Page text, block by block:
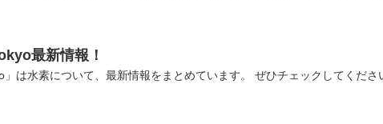
最新情報！
」は水素について、最新情報をまとめています。 ぜひチェックしてくだ